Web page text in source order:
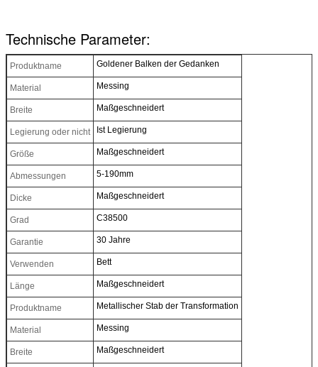
Technische Parameter:
Produktname Goldener Balken der Gedanken
Material Messing
Breite Maßgeschneidert
Legierung oder nicht Ist Legierung
Größe Maßgeschneidert
Abmessungen 5-190mm
Dicke Maßgeschneidert
Grad C38500
Garantie 30 Jahre
Verwenden Bett
Länge Maßgeschneidert
Produktname Metallischer Stab der Transformation
Material Messing
Breite Maßgeschneidert